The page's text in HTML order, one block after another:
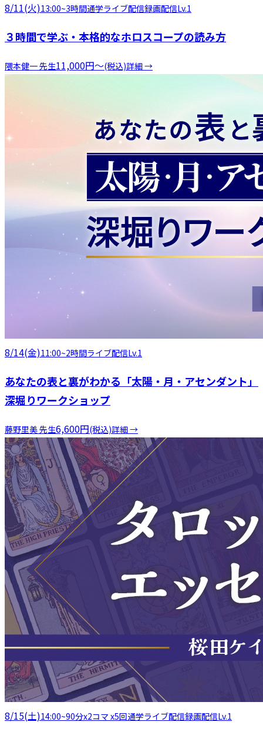
8/11(火)13:00~3時間通学ライブ配信録画配信Lv.1
３時間で学ぶ・本格的なホロスコープの読み方
隈本健一先生11,000円〜(税込)詳細 →
8/14(金)11:00~2時間ライブ配信Lv.1
あなたの表と裏がわかる「太陽・月・アセンダント」
深堀りワークショップ
藤野里美先生6,600円(税込)詳細 →
8/15(土)14:00~90分x2コマ x5回通学ライブ配信録画配信Lv.1